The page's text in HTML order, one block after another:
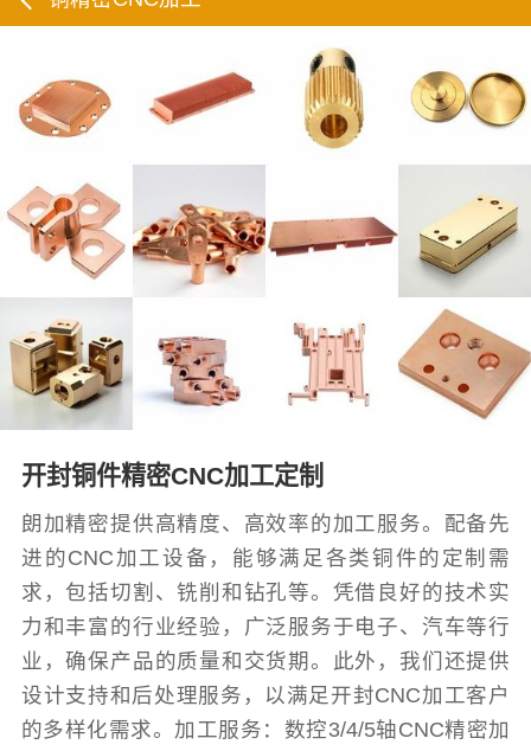
开封铜件精密CNC加工定制
朗加精密提供高精度、高效率的加工服务。配备先
进的CNC加工设备，能够满足各类铜件的定制需
求，包括切割、铣削和钻孔等。凭借良好的技术实
力和丰富的行业经验，广泛服务于电子、汽车等行
业，确保产品的质量和交货期。此外，我们还提供
设计支持和后处理服务，以满足开封CNC加工客户
的多样化需求。加工服务：数控3/4/5轴CNC精密加